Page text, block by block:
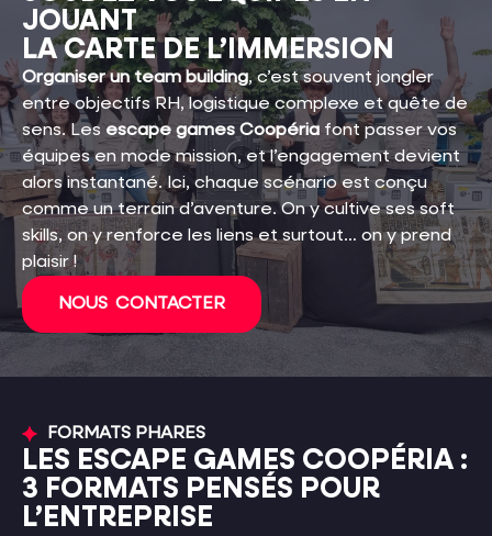
JOUANT
LA CARTE DE L’IMMERSION
Organiser un team building, c’est souvent jongler
entre objectifs RH, logistique complexe et quête de
sens. Les escape games Coopéria font passer vos
équipes en mode mission, et l’engagement devient
alors instantané. Ici, chaque scénario est conçu
comme un terrain d’aventure. On y cultive ses soft
skills, on y renforce les liens et surtout… on y prend
plaisir !
NOUS CONTACTER
FORMATS PHARES
LES ESCAPE GAMES COOPÉRIA :
3 FORMATS PENSÉS POUR
L’ENTREPRISE